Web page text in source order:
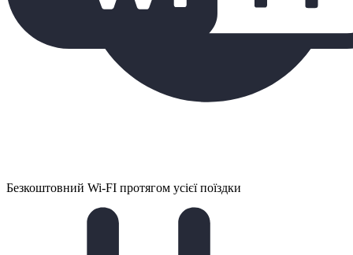
Безкоштовний Wi-FI протягом усієї поїздки